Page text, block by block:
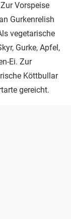
Vorspeise
Gurkenrelish
vegetarische
Gurke, Apfel,
Ei. Zur
Köttbullar
gereicht.